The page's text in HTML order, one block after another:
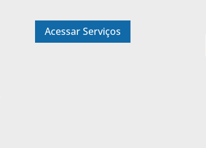
Acessar Serviços